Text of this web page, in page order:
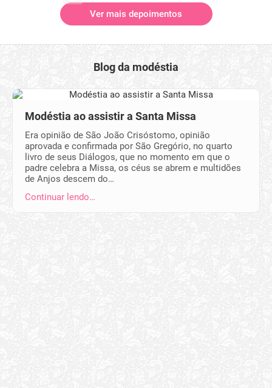
Ver mais depoimentos
Blog da modéstia
Modéstia ao assistir a Santa Missa
Era opinião de São João Crisóstomo, opinião
aprovada e confirmada por São Gregório, no quarto
livro de seus Diálogos, que no momento em que o
padre celebra a Missa, os céus se abrem e multidões
de Anjos descem do…
Continuar lendo…